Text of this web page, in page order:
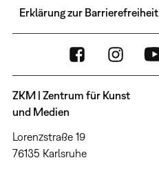
Erklärung zur Barrierefreiheit
ZKM | Zentrum für Kunst
und Medien
Lorenzstraße 19
76135 Karlsruhe